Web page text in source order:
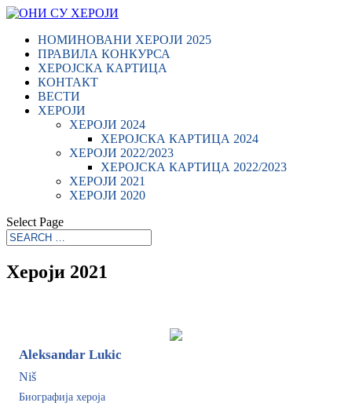
НОМИНОВАНИ ХЕРОЈИ 2025
ПРАВИЛА КОНКУРСА
ХЕРОЈСКА КАРТИЦА
КОНТАКТ
ВЕСТИ
ХЕРОЈИ
ХЕРОЈИ 2024
ХЕРОЈСКА КАРТИЦА 2024
ХЕРОЈИ 2022/2023
ХЕРОЈСКА КАРТИЦА 2022/2023
ХЕРОЈИ 2021
ХЕРОЈИ 2020
Select Page
Хероји 2021
Aleksandar Lukic
Niš
Биографија хероја